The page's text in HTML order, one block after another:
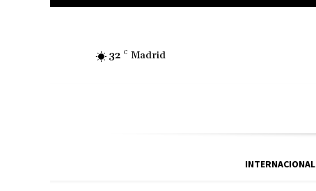
32 C Madrid
INTERNACIONAL